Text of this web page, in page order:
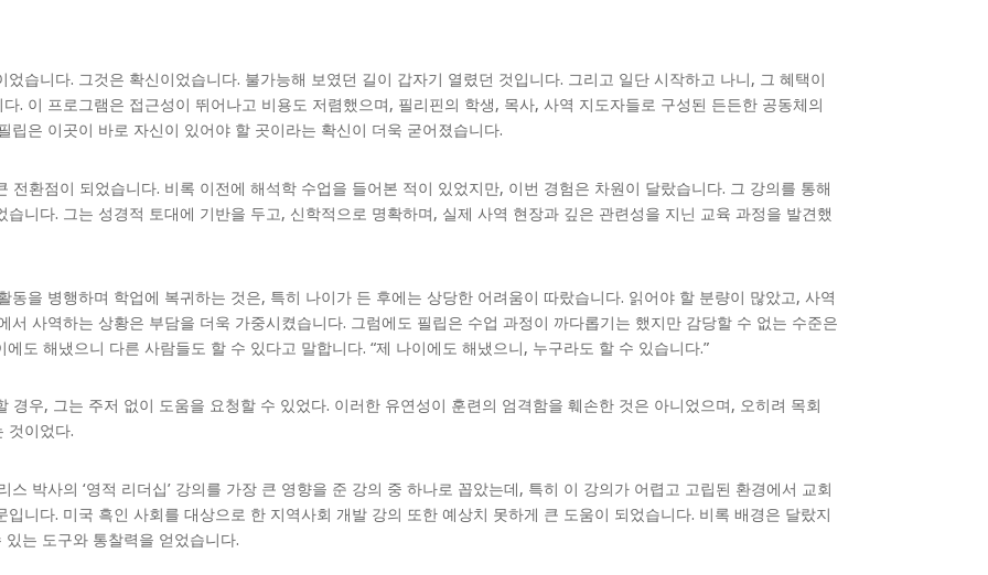
습니다. 그것은 확신이었습니다. 불가능해 보였던 길이 갑자기 열렸던 것입니다. 그리고 일단 시작하고 나니, 그 혜택이
. 이 프로그램은 접근성이 뛰어나고 비용도 저렴했으며, 필리핀의 학생, 목사, 사역 지도자들로 구성된 든든한 공동체의
립은 이곳이 바로 자신이 있어야 할 곳이라는 확신이 더욱 굳어졌습니다.
전환점이 되었습니다. 비록 이전에 해석학 수업을 들어본 적이 있었지만, 이번 경험은 차원이 달랐습니다. 그 강의를 통해
니다. 그는 성경적 토대에 기반을 두고, 신학적으로 명확하며, 실제 사역 현장과 깊은 관련성을 지닌 교육 과정을 발견했
동을 병행하며 학업에 복귀하는 것은, 특히 나이가 든 후에는 상당한 어려움이 따랐습니다. 읽어야 할 분량이 많았고, 사역
서 사역하는 상황은 부담을 더욱 가중시켰습니다. 그럼에도 필립은 수업 과정이 까다롭기는 했지만 감당할 수 없는 수준은
도 해냈으니 다른 사람들도 할 수 있다고 말합니다. “제 나이에도 해냈으니, 누구라도 할 수 있습니다.”
경우, 그는 주저 없이 도움을 요청할 수 있었다. 이러한 유연성이 훈련의 엄격함을 훼손한 것은 아니었으며, 오히려 목회
것이었다.
박사의 ‘영적 리더십’ 강의를 가장 큰 영향을 준 강의 중 하나로 꼽았는데, 특히 이 강의가 어렵고 고립된 환경에서 교회
니다. 미국 흑인 사회를 대상으로 한 지역사회 개발 강의 또한 예상치 못하게 큰 도움이 되었습니다. 비록 배경은 달랐지
는 도구와 통찰력을 얻었습니다.